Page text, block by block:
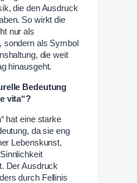
die den Ausdruck
So wirkt die
nur als
sondern als Symbol
die weit
hinausgeht.
Bedeutung
vita“?
hat eine starke
da sie eng
Lebenskunst,
Der Ausdruck
durch Fellinis